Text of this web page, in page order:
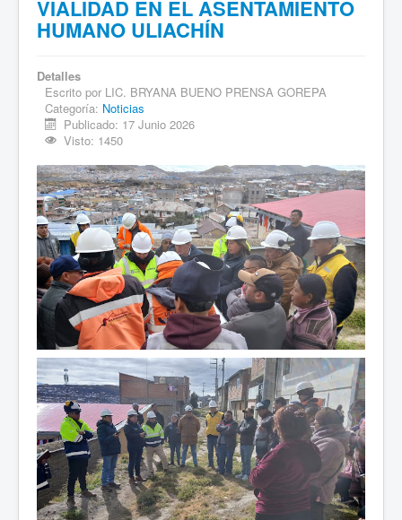
VIALIDAD EN EL ASENTAMIENTO
HUMANO ULIACHÍN
Detalles
Escrito por LIC. BRYANA BUENO PRENSA GOREPA
Categoría: Noticias
Publicado: 17 Junio 2026
Visto: 1450